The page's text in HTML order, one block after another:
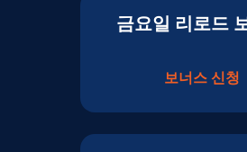
금요일 리로드
보너스 신청